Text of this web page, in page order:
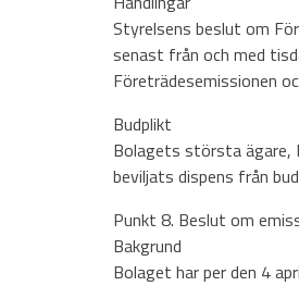
Styrelsens beslut om
senast från och med
Företrädesemissionen
Budplikt
Bolagets största ägare,
beviljats dispens från
Punkt 8. Beslut om
Bakgrund
Bolaget har per den 4